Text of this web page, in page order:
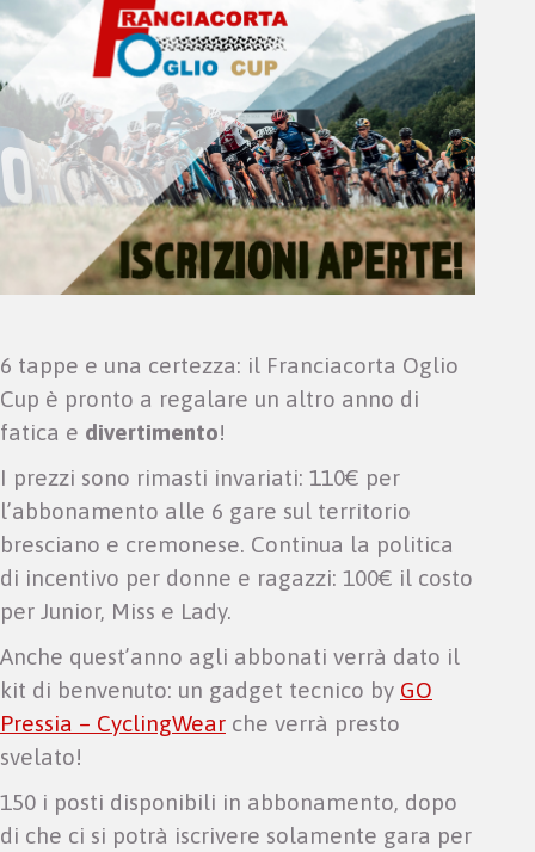
6 tappe e una certezza: il Franciacorta Oglio
Cup è pronto a regalare un altro anno di
fatica e divertimento!
I prezzi sono rimasti invariati: 110€ per
l’abbonamento alle 6 gare sul territorio
bresciano e cremonese. Continua la politica
di incentivo per donne e ragazzi: 100€ il costo
per Junior, Miss e Lady.
Anche quest’anno agli abbonati verrà dato il
kit di benvenuto: un gadget tecnico by GO
Pressia – CyclingWear che verrà presto
svelato!
150 i posti disponibili in abbonamento, dopo
di che ci si potrà iscrivere solamente gara per